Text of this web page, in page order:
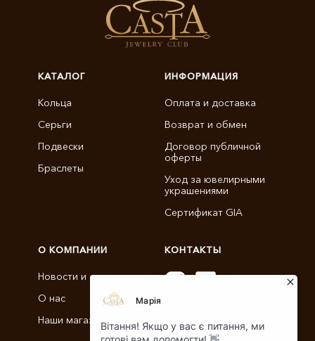
КАТАЛОГ
Кольца
Серьги
Подвески
Браслеты
ИНФОРМАЦИЯ
Оплата и доставка
Возврат и обмен
Договор публичной
оферты
Уход за ювелирными
украшениями
Сертификат GIA
О КОМПАНИИ
Новости и статьи
О нас
Наши магазины
КОНТАКТЫ
+38 (096) 900-11-22